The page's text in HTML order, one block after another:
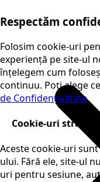
Respectăm
Folosim cookie-uri
experiență pe site-ul
înțelegem cum
continuu. Poți alege
de Confidențialitate
Cookie-uri strict
Aceste cookie-uri
ului. Fără ele, site-ul
uri pentru sesiune,